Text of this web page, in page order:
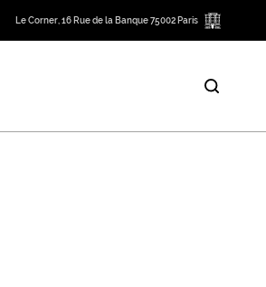
Le Corner, 16 Rue de la Banque 75002 Paris